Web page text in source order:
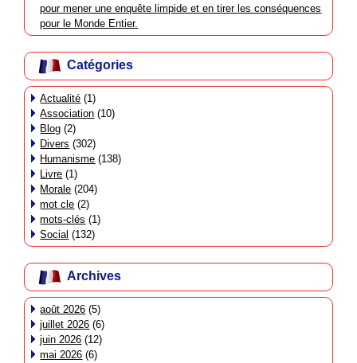
pour mener une enquête limpide et en tirer les conséquences
pour le Monde Entier.
Catégories
Actualité (1)
Association (10)
Blog (2)
Divers (302)
Humanisme (138)
Livre (1)
Morale (204)
mot cle (2)
mots-clés (1)
Social (132)
Archives
août 2026 (5)
juillet 2026 (6)
juin 2026 (12)
mai 2026 (6)